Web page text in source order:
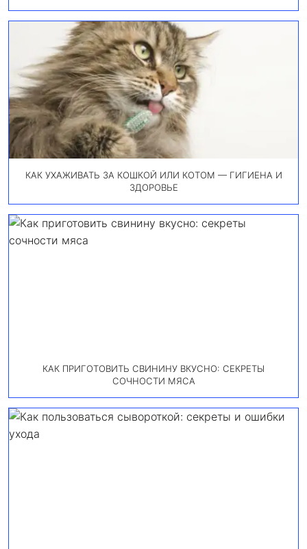
КАК УХАЖИВАТЬ ЗА КОШКОЙ ИЛИ КОТОМ — ГИГИЕНА И
ЗДОРОВЬЕ
КАК ПРИГОТОВИТЬ СВИНИНУ ВКУСНО: СЕКРЕТЫ
СОЧНОСТИ МЯСА